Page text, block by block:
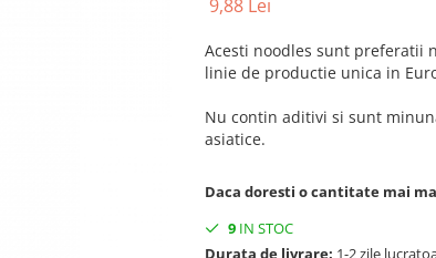
9,88 Lei
Acesti noodles sunt preferatii
linie de productie unica in
Nu contin aditivi si sunt
asiatice.
Daca doresti o cantitate mai
9 IN STOC
Durata de livrare: 1-2 zile